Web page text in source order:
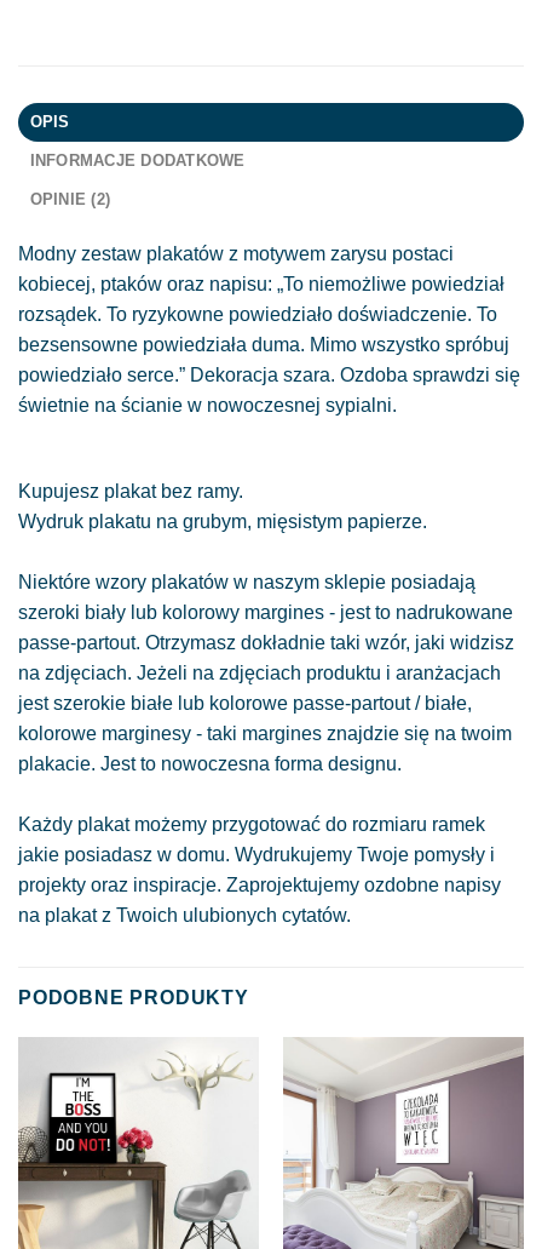
OPIS
INFORMACJE DODATKOWE
OPINIE (2)
Modny zestaw plakatów z motywem zarysu postaci
kobiecej, ptaków oraz napisu: „To niemożliwe powiedział
rozsądek. To ryzykowne powiedziało doświadczenie. To
bezsensowne powiedziała duma. Mimo wszystko spróbuj
powiedziało serce.” Dekoracja szara. Ozdoba sprawdzi się
świetnie na ścianie w nowoczesnej sypialni.
Kupujesz plakat bez ramy.
Wydruk plakatu na grubym, mięsistym papierze.
Niektóre wzory plakatów w naszym sklepie posiadają
szeroki biały lub kolorowy margines - jest to nadrukowane
passe-partout. Otrzymasz dokładnie taki wzór, jaki widzisz
na zdjęciach. Jeżeli na zdjęciach produktu i aranżacjach
jest szerokie białe lub kolorowe passe-partout / białe,
kolorowe marginesy - taki margines znajdzie się na twoim
plakacie. Jest to nowoczesna forma designu.
Każdy plakat możemy przygotować do rozmiaru ramek
jakie posiadasz w domu. Wydrukujemy Twoje pomysły i
projekty oraz inspiracje. Zaprojektujemy ozdobne napisy
na plakat z Twoich ulubionych cytatów.
PODOBNE PRODUKTY